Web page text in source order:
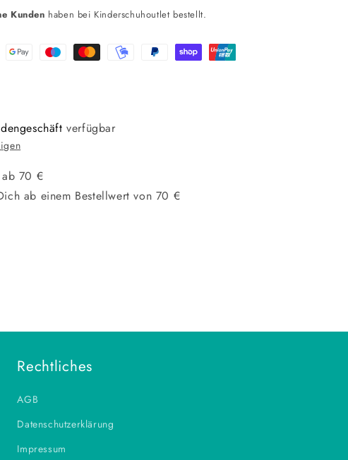
Kunden haben bei Kinderschuhoutlet bestellt.
verfügbar
ab 70 €
ab einem Bestellwert von 70 €
Rechtliches
AGB
Datenschutzerklärung
Impressum